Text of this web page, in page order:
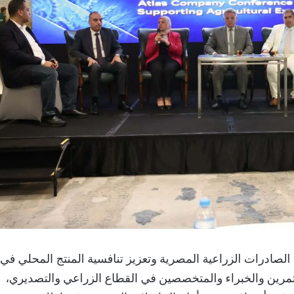
الزراعية المصرية وتعزيز تنافسية المنتج المحلي في
والخبراء والمتخصصين في القطاع الزراعي والتصديري،